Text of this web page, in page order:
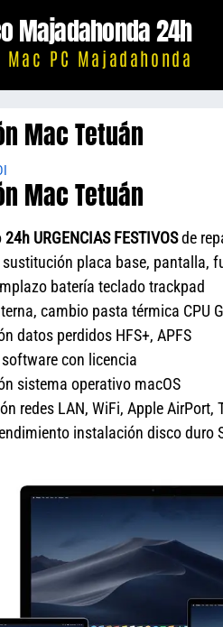
Majadahonda 24h
PC Majadahonda
Mac Tetuán
Mac Tetuán
24h URGENCIAS FESTIVOSde
sustitución placa base, pantalla,
batería teclado trackpad
cambio pasta térmica CPU
datos perdidos HFS+, APFS
con licencia
sistema operativo macOS
redes LAN, WiFi, Apple AirPort,
instalación disco duro